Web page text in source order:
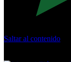
Saltar al contenido